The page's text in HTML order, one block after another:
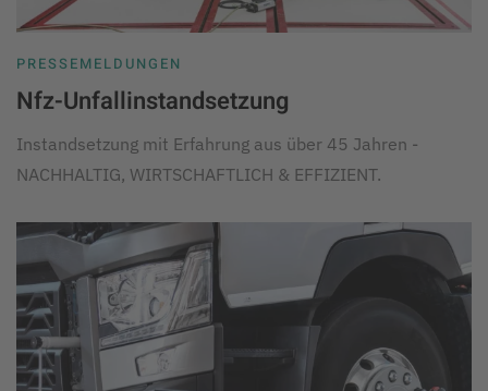
PRESSEMELDUNGEN
Nfz-Unfallinstandsetzung
Instandsetzung mit Erfahrung aus über 45 Jahren -
NACHHALTIG, WIRTSCHAFTLICH & EFFIZIENT.